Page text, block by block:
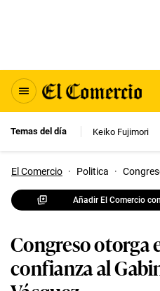
Temas del día Keiko Fujimori
El Comercio · Politica ·
Añadir El Comercio
Congreso otorga
confianza al